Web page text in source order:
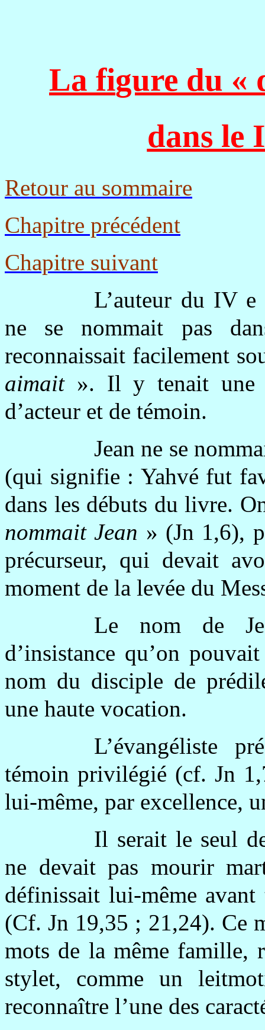
La figure du «
dans le
Retour au sommaire
Chapitre précédent
Chapitre suivant
L’auteur du IV e
ne se nommait pas
reconnaissait facilement
aimait ». Il y tenait une
d’acteur et de témoin.
Jean ne se
(qui signifie : Yahvé fut
dans les débuts du livre.
nommait Jean » (Jn 1,6),
précurseur, qui devait
moment de la levée du
Le nom de
d’insistance qu’on
nom du disciple de
une haute vocation.
L’évangéliste
témoin privilégié (cf. Jn
lui-même, par excellence,
Il serait le seul
ne devait pas mourir
définissait lui-même
(Cf. Jn 19,35 ; 21,24). Ce
mots de la même famille,
stylet, comme un
reconnaître l’une des